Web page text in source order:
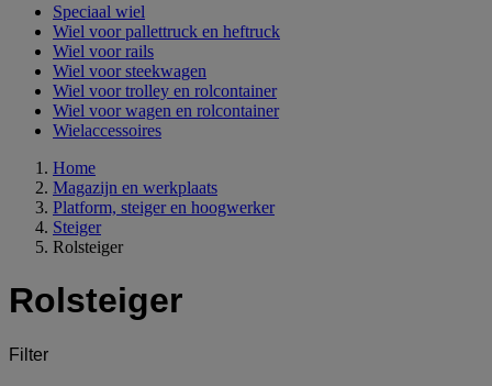
Speciaal wiel
Wiel voor pallettruck en heftruck
Wiel voor rails
Wiel voor steekwagen
Wiel voor trolley en rolcontainer
Wiel voor wagen en rolcontainer
Wielaccessoires
Home
Magazijn en werkplaats
Platform, steiger en hoogwerker
Steiger
Rolsteiger
Rolsteiger
Filter